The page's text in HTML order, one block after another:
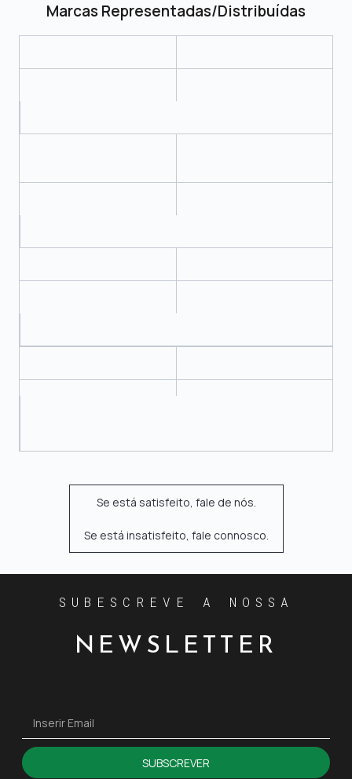
Marcas Representadas/Distribuídas
Se está satisfeito, fale de nós.
Se está insatisfeito, fale connosco.
SUBESCREVE A NOSSA
NEWSLETTER
SUBSCREVER